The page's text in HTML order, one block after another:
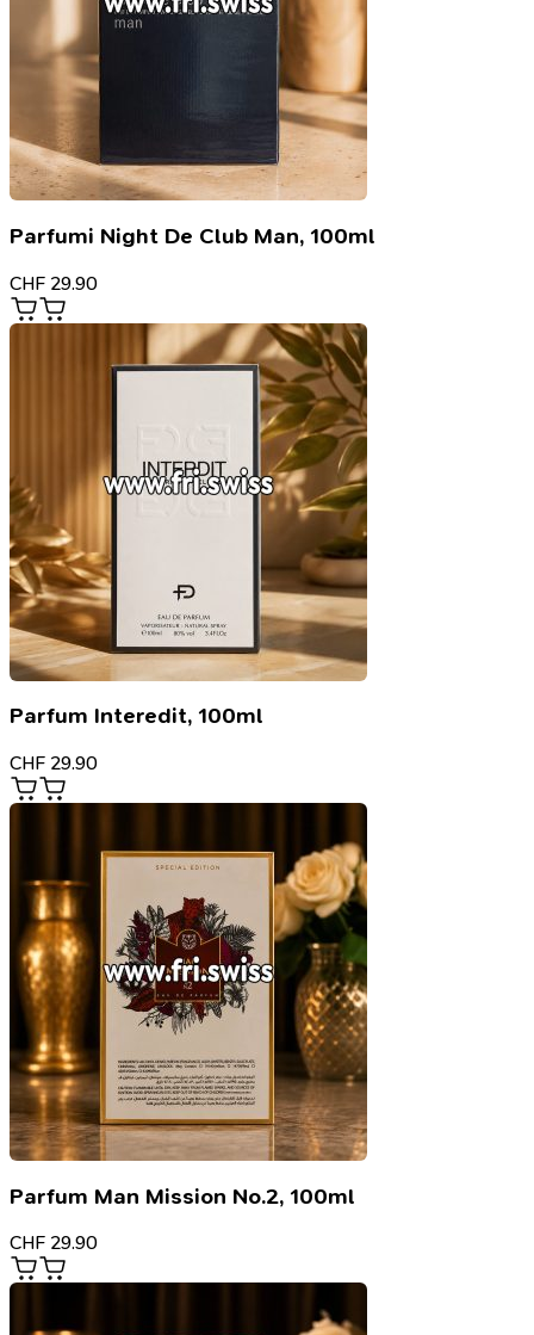
Parfumi Night De Club Man, 100ml
CHF 29.90
Parfum Interedit, 100ml
CHF 29.90
Parfum Man Mission No.2, 100ml
CHF 29.90